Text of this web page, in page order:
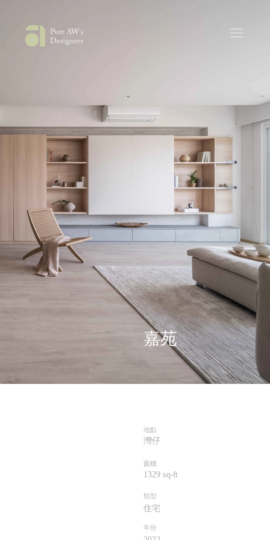
地點
灣仔
面積
1329 sq-ft
類型
住宅
年份
嘉苑